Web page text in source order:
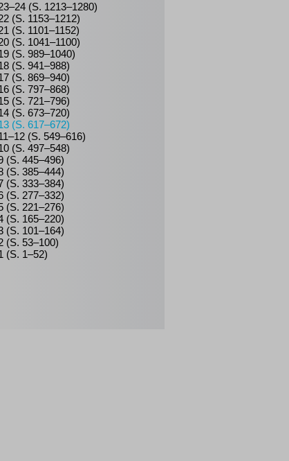
(S. 1213–1280)
(S. 1153–1212)
(S. 1101–1152)
(S. 1041–1100)
(S. 989–1040)
(S. 941–988)
(S. 869–940)
(S. 797–868)
(S. 721–796)
(S. 673–720)
(S. 617–672)
(S. 549–616)
(S. 497–548)
(S. 445–496)
(S. 385–444)
(S. 333–384)
(S. 277–332)
(S. 221–276)
(S. 165–220)
(S. 101–164)
(S. 53–100)
(S. 1–52)